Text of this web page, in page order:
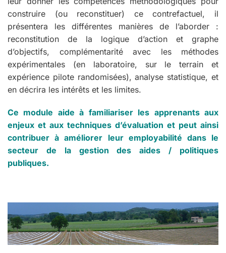
construire (ou reconstituer) ce contrefactuel, il
présentera les différentes manières de l’aborder :
reconstitution de la logique d’action et graphe
d’objectifs, complémentarité avec les méthodes
expérimentales (en laboratoire, sur le terrain et
expérience pilote randomisées), analyse statistique, et
en décrira les intérêts et les limites.
Ce module aide à familiariser les apprenants aux
enjeux et aux techniques d’évaluation et peut ainsi
contribuer à améliorer leur employabilité dans le
secteur de la gestion des aides / politiques
publiques.